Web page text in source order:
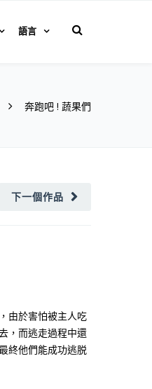
語言
奔跑吧 ! 蔬果們
下一個作品
由於害怕被主人吃
，而逃走過程中還
終他們能成功逃脱